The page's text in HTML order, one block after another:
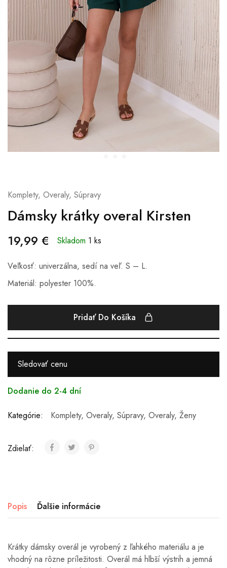
Komplety, Overaly, Súpravy
Dámsky krátky overal Kirsten
19,99 € Skladom 1 ks
Veľkosť: univerzálna, sedí na veľ. S – L.
Materiál: polyester 100%.
Pridať Do Košíka
Sledovať cenu
Dodanie do 2-4 dní
Kategórie: Komplety, Overaly, Súpravy, Overaly, Ženy
Zdielať:
Popis Ďalšie informácie
Krátky dámsky overál je vyrobený z ľahkého materiálu a je
vhodný na rôzne príležitosti. Overál má hlbší výstrih a jemná